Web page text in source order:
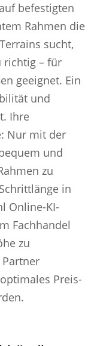
befestigten
Rahmen die
sucht,
richtig – für
geeignet. Ein
und
Ihre
Nur mit der
und
zu
in
Online-KI-
Fachhandel
zu
Preis-